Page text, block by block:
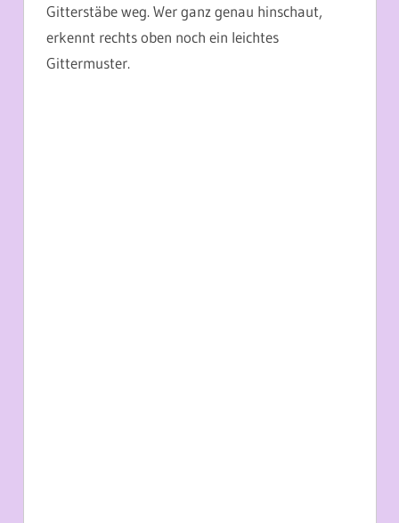
Gitterstäbe weg. Wer ganz genau hinschaut,
erkennt rechts oben noch ein leichtes
Gittermuster.